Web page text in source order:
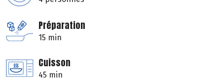
Préparation
15 min
Cuisson
45 min